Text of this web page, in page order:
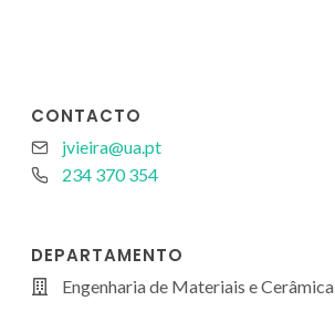
CONTACTO
jvieira@ua.pt
234 370 354
DEPARTAMENTO
Engenharia de Materiais e Cerâmica